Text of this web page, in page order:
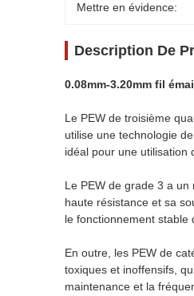
Mettre en évidence:
Description De
0.08mm-3.20mm fil
Le PEW de troisième
utilise une technologie
idéal pour une utilisation
Le PEW de grade 3 a
haute résistance et sa
le fonctionnement stable
En outre, les PEW de
toxiques et inoffensifs,
maintenance et la